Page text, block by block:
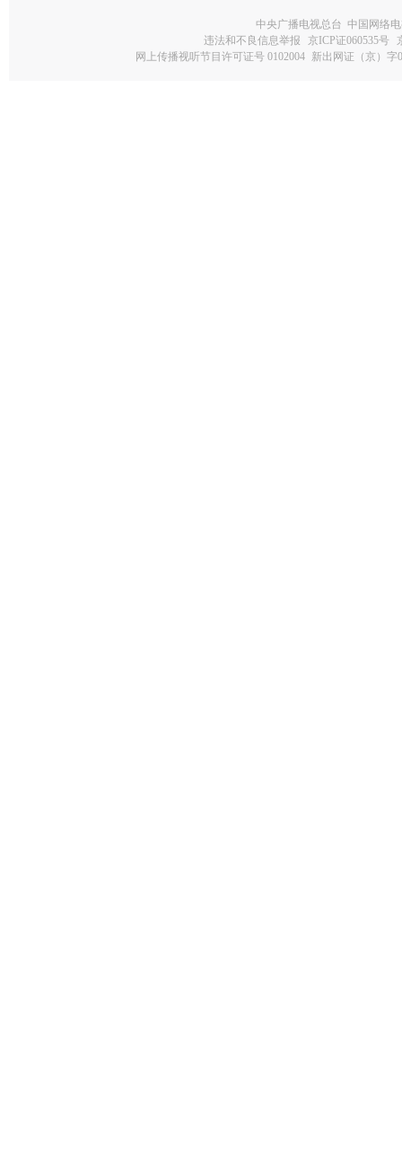
中央广播电视总台 中国网络
违法和不良信息举报
京ICP证060535号
网上传播视听节目许可证号 0102004 新出网证（京）